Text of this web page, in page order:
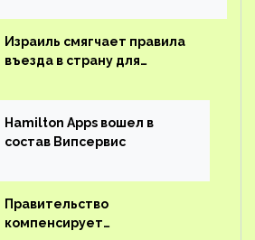
Израиль смягчает правила
въезда в страну для
Hamilton Apps вошел в
состав Випсервис
Правительство
компенсирует